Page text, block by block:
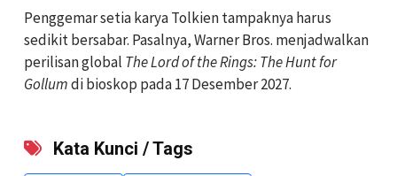
Penggemar setia karya Tolkien tampaknya harus
sedikit bersabar. Pasalnya, Warner Bros. menjadwalkan
perilisan global The Lord of the Rings: The Hunt for
Gollumdi bioskop pada 17 Desember 2027.
Kata Kunci / Tags